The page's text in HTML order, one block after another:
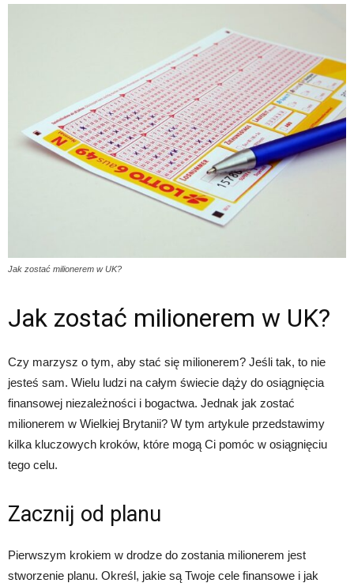
Jak zostać milionerem w UK?
Jak zostać milionerem w UK?
Czy marzysz o tym, aby stać się milionerem? Jeśli tak, to nie
jesteś sam. Wielu ludzi na całym świecie dąży do osiągnięcia
finansowej niezależności i bogactwa. Jednak jak zostać
milionerem w Wielkiej Brytanii? W tym artykule przedstawimy
kilka kluczowych kroków, które mogą Ci pomóc w osiągnięciu
tego celu.
Zacznij od planu
Pierwszym krokiem w drodze do zostania milionerem jest
stworzenie planu. Określ, jakie są Twoje cele finansowe i jak